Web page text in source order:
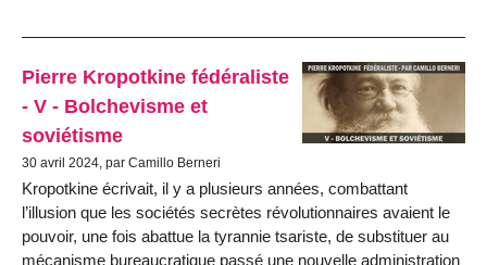
Pierre Kropotkine fédéraliste
- V - Bolchevisme et
soviétisme
30 avril 2024, par Camillo Berneri
Kropotkine écrivait, il y a plusieurs années, combattant
l’illusion que les sociétés secrètes révolutionnaires avaient le
pouvoir, une fois abattue la tyrannie tsariste, de substituer au
mécanisme bureaucratique passé une nouvelle administration